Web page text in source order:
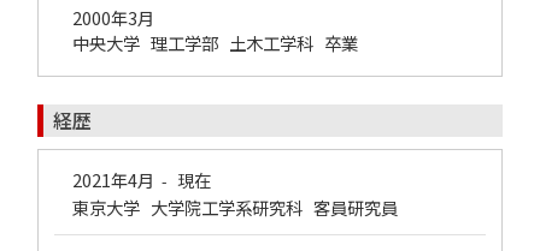
2000年3月
中央大学 理工学部 土木工学科 卒業
経歴
2021年4月 - 現在
東京大学 大学院工学系研究科 客員研究員